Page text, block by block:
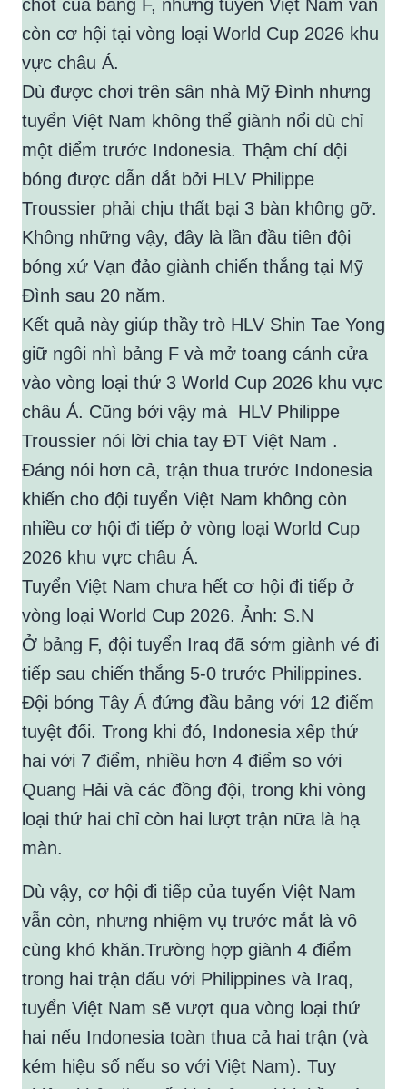
chốt của bảng F, nhưng tuyển Việt Nam vẫn
còn cơ hội tại vòng loại World Cup 2026 khu
vực châu Á.
Dù được chơi trên sân nhà Mỹ Đình nhưng
tuyển Việt Nam không thể giành nổi dù chỉ
một điểm trước Indonesia. Thậm chí đội
bóng được dẫn dắt bởi HLV Philippe
Troussier phải chịu thất bại 3 bàn không gỡ.
Không những vậy, đây là lần đầu tiên đội
bóng xứ Vạn đảo giành chiến thắng tại Mỹ
Đình sau 20 năm.
Kết quả này giúp thầy trò HLV Shin Tae Yong
giữ ngôi nhì bảng F và mở toang cánh cửa
vào vòng loại thứ 3 World Cup 2026 khu vực
châu Á. Cũng bởi vậy mà HLV Philippe
Troussier nói lời chia tay ĐT Việt Nam .
Đáng nói hơn cả, trận thua trước Indonesia
khiến cho đội tuyển Việt Nam không còn
nhiều cơ hội đi tiếp ở vòng loại World Cup
2026 khu vực châu Á.
Tuyển Việt Nam chưa hết cơ hội đi tiếp ở
vòng loại World Cup 2026. Ảnh: S.N
Ở bảng F, đội tuyển Iraq đã sớm giành vé đi
tiếp sau chiến thắng 5-0 trước Philippines.
Đội bóng Tây Á đứng đầu bảng với 12 điểm
tuyệt đối. Trong khi đó, Indonesia xếp thứ
hai với 7 điểm, nhiều hơn 4 điểm so với
Quang Hải và các đồng đội, trong khi vòng
loại thứ hai chỉ còn hai lượt trận nữa là hạ
màn.
Dù vậy, cơ hội đi tiếp của tuyển Việt Nam
vẫn còn, nhưng nhiệm vụ trước mắt là vô
cùng khó khăn.Trường hợp giành 4 điểm
trong hai trận đấu với Philippines và Iraq,
tuyển Việt Nam sẽ vượt qua vòng loại thứ
hai nếu Indonesia toàn thua cả hai trận (và
kém hiệu số nếu so với Việt Nam). Tuy